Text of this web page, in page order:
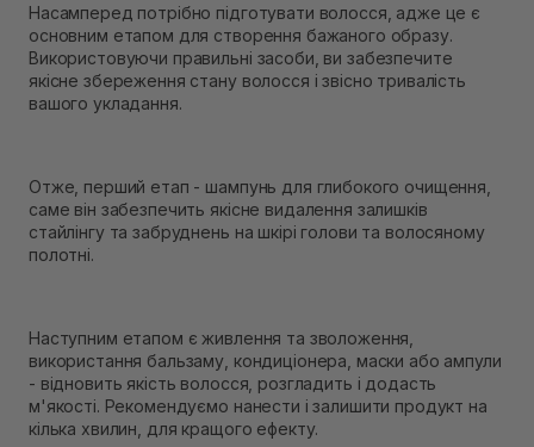
Насамперед потрібно підготувати волосся, адже це є
основним етапом для створення бажаного образу.
Використовуючи правильні засоби, ви забезпечите
якісне збереження стану волосся і звісно тривалість
вашого укладання.
Отже, перший етап - шампунь для глибокого очищення,
саме він забезпечить якісне видалення залишків
стайлінгу та забруднень на шкірі голови та волосяному
полотні.
Наступним етапом є живлення та зволоження,
використання бальзаму, кондиціонера, маски або ампули
- відновить якість волосся, розгладить і додасть
м'якості. Рекомендуємо нанести і залишити продукт на
кілька хвилин, для кращого ефекту.